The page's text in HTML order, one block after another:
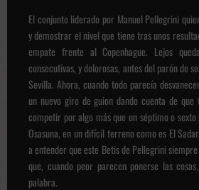
El conjunto liderado por Manuel Pellegrini
y demostrar el nivel que tiene tras unos
empate frente al Copenhague. Lejos
consecutivas, y dolorosas, antes del parón de
Sevilla. Ahora, cuando todo parecía
un nuevo giro de guion dando cuenta de
competir por algo más que un séptimo o
Osasuna, en un difícil terreno como es El
a entender que este Betis de Pellegrini
que, cuando peor parecen ponerse las
palabra.